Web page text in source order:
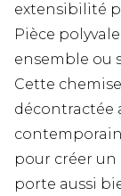
extensibilité
Pièce
ensemble ou
Cette
décontractée
pour créer
porte aussi